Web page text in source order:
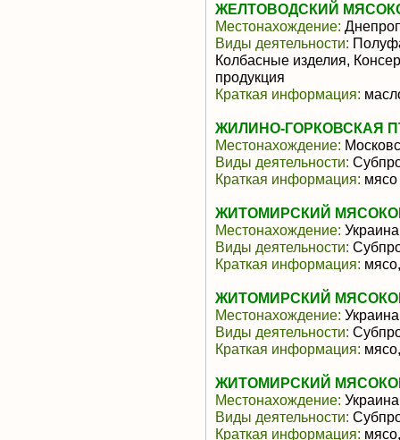
ЖЕЛТОВОДСКИЙ
Местонахождение:
Виды деятельности:
Колбасные изделия,
продукция
Краткая информация:
ЖИЛИНО-ГОРКОВСКАЯ
Местонахождение:
Виды деятельности:
Краткая информация:
ЖИТОМИРСКИЙ
Местонахождение: Украина
Виды деятельности:
Краткая информация:
ЖИТОМИРСКИЙ
Местонахождение: Украина
Виды деятельности:
Краткая информация:
ЖИТОМИРСКИЙ
Местонахождение: Украина
Виды деятельности:
Краткая информация: